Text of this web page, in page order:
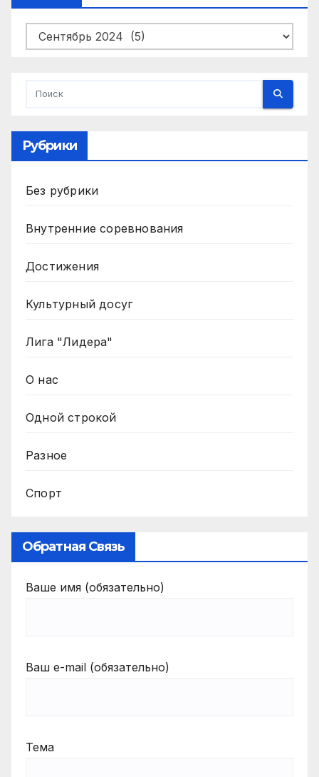
Архивы
Рубрики
Без рубрики
Внутренние соревнования
Достижения
Культурный досуг
Лига "Лидера"
О нас
Одной строкой
Разное
Спорт
Обратная Связь
Ваше имя (обязательно)
Ваш e-mail (обязательно)
Тема